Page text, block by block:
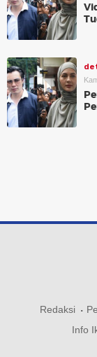
Redaksi
Info